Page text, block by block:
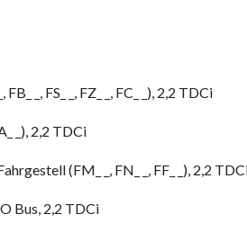
_, FS_ _, FZ_ _, FC_ _), 2,2 TDCi
_), 2,2 TDCi
(FM_ _, FN_ _, FF_ _), 2,2
Bus, 2,2 TDCi